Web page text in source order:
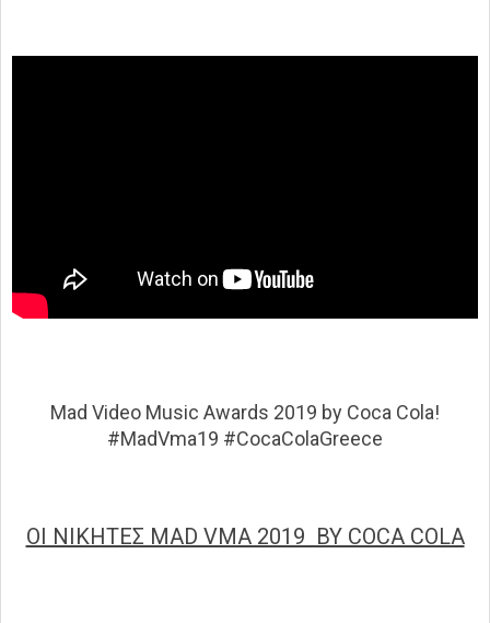
Mad Video Music Awards 2019 by Coca Cola!
#MadVma19 #CocaColaGreece
ΟΙ ΝΙΚΗΤΕΣ ΜΑD VMA 2019 BY COCA COLA